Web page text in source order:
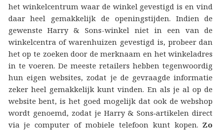
het winkelcentrum waar de winkel gevestigd is en vind
daar heel gemakkelijk de openingstijden. Indien de
gewenste Harry & Sons-winkel niet in een van de
winkelcentra of warenhuizen gevestigd is, probeer dan
het op te zoeken door de merknaam en het winkeladres
in te voeren. De meeste retailers hebben tegenwoordig
hun eigen websites, zodat je de gevraagde informatie
zeker heel gemakkelijk kunt vinden. En als je al op de
website bent, is het goed mogelijk dat ook de webshop
wordt genoemd, zodat je Harry & Sons‑artikelen direct
via je computer of mobiele telefoon kunt kopen. Zo